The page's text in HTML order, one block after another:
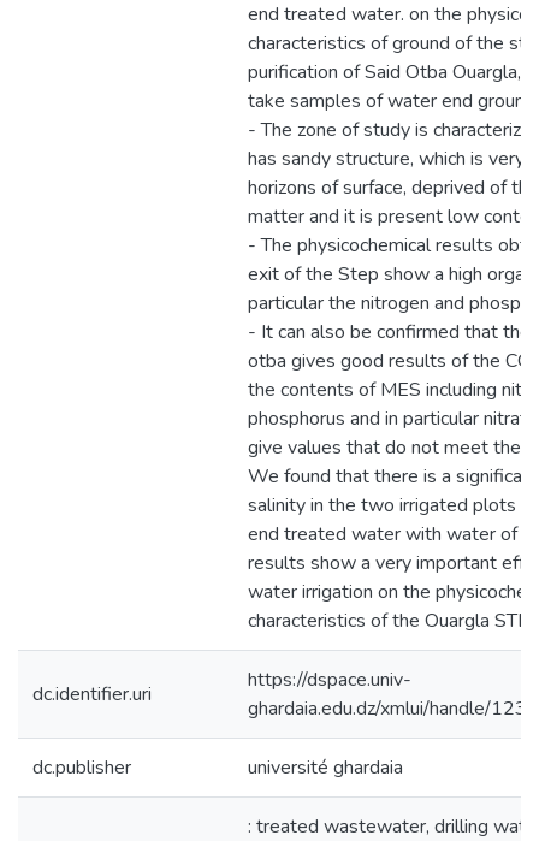
end treated water. on the
characteristics of ground of the
purification of Said Otba Ouargla,
take samples of water end
- The zone of study is
has sandy structure, which is very
horizons of surface, deprived of
matter and it is present low
- The physicochemical results
exit of the Step show a high
particular the nitrogen and
- It can also be confirmed that the
otba gives good results of the
the contents of MES including
phosphorus and in particular
give values that do not meet the
We found that there is a
salinity in the two irrigated plots
end treated water with water of
results show a very important
water irrigation on the
characteristics of the Ouargla
dc.identifier.uri
https://dspace.univ-
ghardaia.edu.dz/xmlui/handle/
dc.publisher université ghardaia
: treated wastewater, drilling